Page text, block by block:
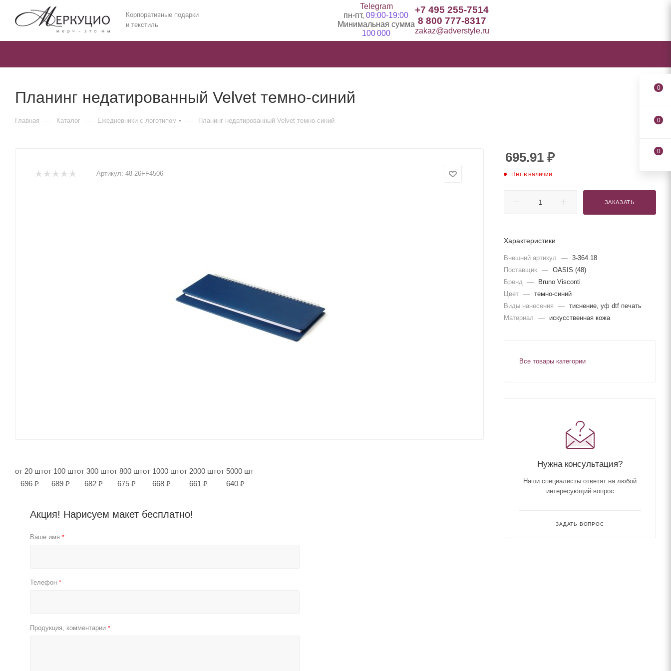
Корпоративные подарки
и текстиль
Telegram
пн-пт, 09:00-19:00
Минимальная сумма
100 000
+7 495 255-7514
8 800 777-8317
zakaz@adverstyle.ru
Планинг недатированный Velvet темно-синий
Главная — Каталог — Ежедневники c логотипом — Планинг недатированный Velvet темно-синий
Артикул: 48-26FF4506
от 20 шт
696 ₽
от 100 шт
689 ₽
от 300 шт
682 ₽
от 800 шт
675 ₽
от 1000 шт
668 ₽
от 2000 шт
661 ₽
от 5000 шт
640 ₽
Акция! Нарисуем макет бесплатно!
Ваше имя *
Телефон *
Продукция, комментарии *
695.91 ₽
Нет в наличии
ЗАКАЗАТЬ
Характеристики
Внешний артикул — 3-364.18
Поставщик — OASIS (48)
Бренд
—
Bruno Visconti
Цвет — темно-синий
Виды нанесения
— тиснение, уф dtf печать
Материал
— искусственная кожа
Все товары категории
Нужна консультация?
Наши специалисты ответят на любой
интересующий вопрос
ЗАДАТЬ ВОПРОС
0
0
0